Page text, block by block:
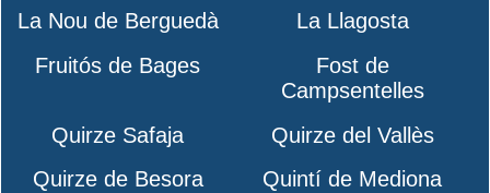
La Nou de Berguedà
La Llagosta
Fruitós de Bages
Fost de
Campsentelles
Quirze Safaja
Quirze del Vallès
Quirze de Besora
Quintí de Mediona